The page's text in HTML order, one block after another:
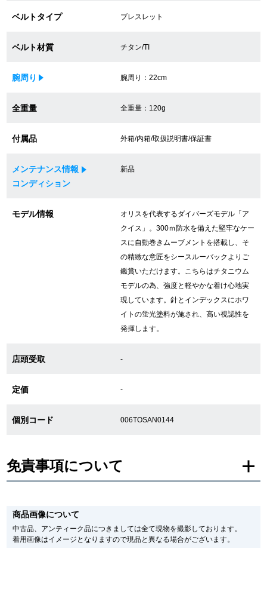
買取・下取りをご希望の方
買取・下取りはこちら
買取専門サロン
修理・メンテナンスをご希望の方
修理依頼をする
修理・メンテンナンスについて
GINZA RASINについて
お客様の声・口コミ
GINZA RASINの中古腕時計について
受賞歴
商品画像について
中古品、アンティーク品につきましては全て現物を撮影しております。
着用画像はイメージとなりますので現品と異なる場合がございます。
ベルトタイプ ブレスレット
ベルト材質 チタン/TI
腕周り 腕周り：22cm
全重量 全重量：120g
付属品 外箱/内箱/取扱説明書/保証書
メンテナンス情報
コンディション
新品
モデル情報
オリスを代表するダイバーズモデル「ア
クイス」。300ｍ防水を備えた堅牢なケー
スに自動巻きムーブメントを搭載し、そ
の精緻な意匠をシースルーバックよりご
鑑賞いただけます。こちらはチタニウム
モデルの為、強度と軽やかな着け心地実
現しています。針とインデックスにホワ
イトの蛍光塗料が施され、高い視認性を
発揮します。
店頭受取 -
定価 -
個別コード 006TOSAN0144
免責事項について
メーカー保護シールの有無に個体差がございますのでご了承下さいませ。
また、メーカーにてマイナーチェンジがなされる場合がございますが、在庫品
の仕様で販売させていただきますので予めご了承の程お願いいたします。
尚、中古品、アンティーク品につきましては現品を撮影しております。